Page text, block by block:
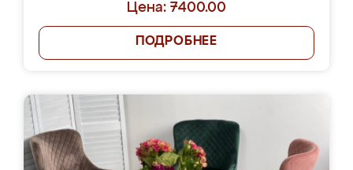
Цена: 7400.00
ПОДРОБНЕЕ